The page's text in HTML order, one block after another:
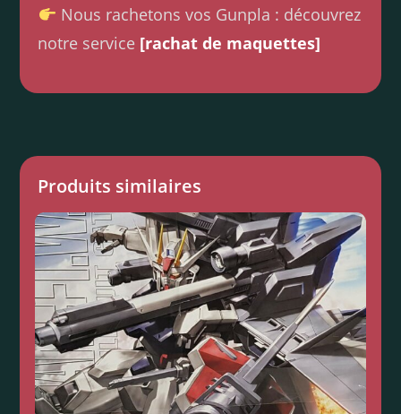
Nous rachetons vos Gunpla : découvrez
notre service [rachat de maquettes]
Produits similaires